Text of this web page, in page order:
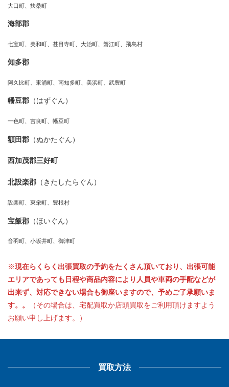
大口町、扶桑町
海部郡
七宝町、美和町、甚目寺町、大治町、蟹江町、飛島村
知多郡
阿久比町、東浦町、南知多町、美浜町、武豊町
幡豆郡 （はずぐん）
一色町、吉良町、幡豆町
額田郡 （ぬかたぐん）
西加茂郡三好町
北設楽郡 （きたしたらぐん）
設楽町、東栄町、豊根村
宝飯郡 （ほいぐん）
音羽町、小坂井町、御津町
※現在らくらく出張買取の予約をたくさん頂いており、出張可能
エリアであっても日程や商品内容により人員や車両の手配などが
出来ず、対応できない場合も御座いますので、予めご了承願いま
す。。
（その場合は、宅配買取か店頭買取をご利用頂けますよう
お願い申し上げます。）
買取方法